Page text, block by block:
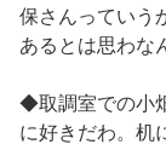
保さんっていう
あるとは思わな
◆取調室での小
に好きだわ。机